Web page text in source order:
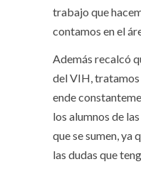
trabajo que
contamos en el
Además recalcó
del VIH,
ende
los alumnos de
que se sumen, ya
las dudas que